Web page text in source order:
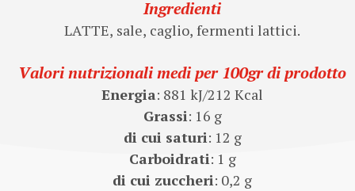
Ingredienti
LATTE, sale, caglio, fermenti lattici.
Valori nutrizionali medi per 100gr di prodotto
Energia: 881 kJ/212 Kcal
Grassi: 16 g
di cui saturi: 12 g
Carboidrati: 1 g
di cui zuccheri: 0,2 g